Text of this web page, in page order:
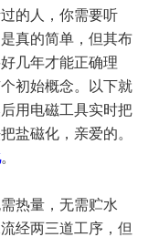
的人，你需要听
真的简单，但其布
几年才能正确理
初始概念。以下就
后用电磁工具实时把
盐磁化，亲爱的。
。
热量，无需贮水
经两三道工序，但